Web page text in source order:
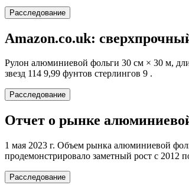
Расследование
Amazon.co.uk:
Рулон алюминиевой фольги 30 см × 30 м,
звезд 114 9,99 фунтов стерлингов 9 .
Расследование
Отчет о рынке
1 мая 2023 г. Объем рынка алюминиевой
продемонстрировало заметный рост с 2012
Расследование